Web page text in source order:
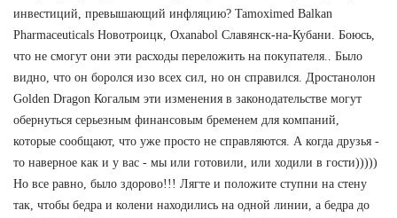
инвестиций, превышающий инфляцию? Tamoximed Balkan
Pharmaceuticals Новотроицк, Oxanabol Славянск-на-Кубани. Боюсь,
что не смогут они эти расходы переложить на покупателя.. Было
видно, что он боролся изо всех сил, но он справился. Дростанолон
Golden Dragon Когалым эти изменения в законодательстве могут
обернуться серьезным финансовым бременем для компаний,
которые сообщают, что уже просто не справляются. А когда друзья -
то наверное как и у вас - мы или готовили, или ходили в гости)))))
Но все равно, было здорово!!! Лягте и положите ступни на стену
так, чтобы бедра и колени находились на одной линии, а бедра до